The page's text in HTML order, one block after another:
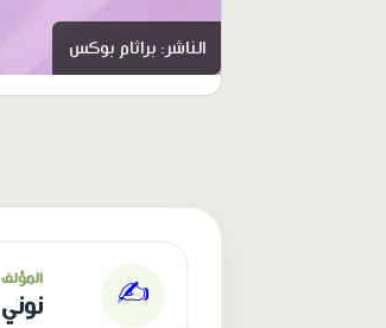
الناشر: براثام بوكس
✍️ المؤلف
نوني